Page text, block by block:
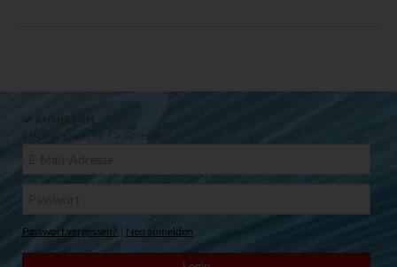
ANMELDEN
Exklusiv-Login für Fachpresse:
Passwort vergessen? Neu anmelden